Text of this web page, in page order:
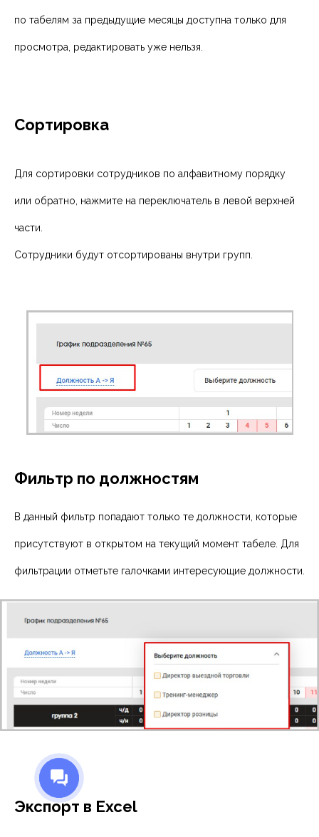
по табелям за предыдущие месяцы доступна только для
просмотра, редактировать уже нельзя.
Сортировка
Для сортировки сотрудников по алфавитному порядку
или обратно, нажмите на переключатель в левой верхней
части.
Сотрудники будут отсортированы внутри групп.
Фильтр по должностям
В данный фильтр попадают только те должности, которые
присутствуют в открытом на текущий момент табеле. Для
фильтрации отметьте галочками интересующие должности.
Экспорт в Excel